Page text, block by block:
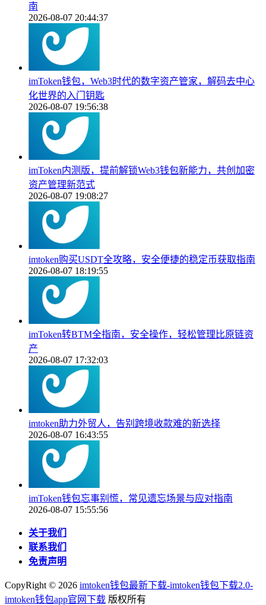
南
2026-08-07 20:44:37
imToken钱包，Web3时代的数字资产管家，解码去中心
化世界的入门钥匙
2026-08-07 19:56:38
imToken内测版，提前解锁Web3钱包新能力，共创加密
资产管理新范式
2026-08-07 19:08:27
imtoken购买USDT全攻略，安全便捷的稳定币获取指南
2026-08-07 18:19:55
imToken转BTM全指南，安全操作，轻松管理比原链资
产
2026-08-07 17:32:03
imtoken助力外贸人，告别跨境收款难的新选择
2026-08-07 16:43:55
imToken钱包忘事别慌，常见遗忘场景与应对指南
2026-08-07 15:55:56
关于我们
联系我们
免责声明
CopyRight © 2026 imtoken钱包最新下载-imtoken钱包下载2.0-
imtoken钱包app官网下载 版权所有